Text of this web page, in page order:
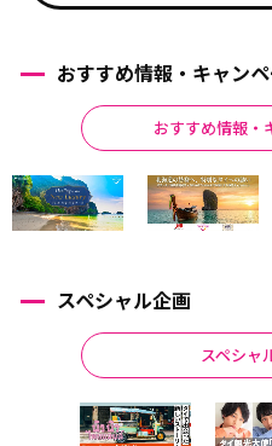
おすすめ情報・キャン
おすすめ情報・
スペシャル企画
スペシャ